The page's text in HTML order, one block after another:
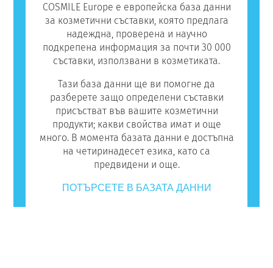
COSMILE Europe е европейска база данни
за козметични съставки, която предлага
надеждна, проверена и научно
подкрепена информация за почти 30 000
съставки, използвани в козметиката.
Тази база данни ще ви помогне да
разберете защо определени съставки
присъстват във вашите козметични
продукти; какви свойства имат и още
много. В момента базата данни е достъпна
на четиринадесет езика, като са
предвидени и още.
ПОТЪРСЕТЕ В БАЗАТА ДАННИ